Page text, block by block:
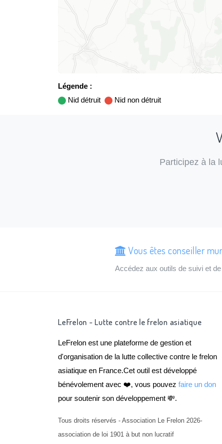
Légende :
Nid détruit
Nid non détruit
Participez à la
Vous êtes conseiller
Accédez aux outils de suivi et
LeFrelon - Lutte contre le frelon asiatique
LeFrelon est une plateforme de gestion et
d'organisation de la lutte collective contre le frelon
asiatique en France.Cet outil est développé
bénévolement avec ❤️, vous pouvez faire un don
pour soutenir son développement 💸.
Tous droits réservés - Association Le Frelon 2026-
association de loi 1901 à but non lucratif